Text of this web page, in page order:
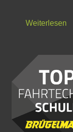
Weiterlesen